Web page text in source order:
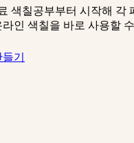
색칠공부부터 시작해 각
인 색칠을 바로 사용할
기